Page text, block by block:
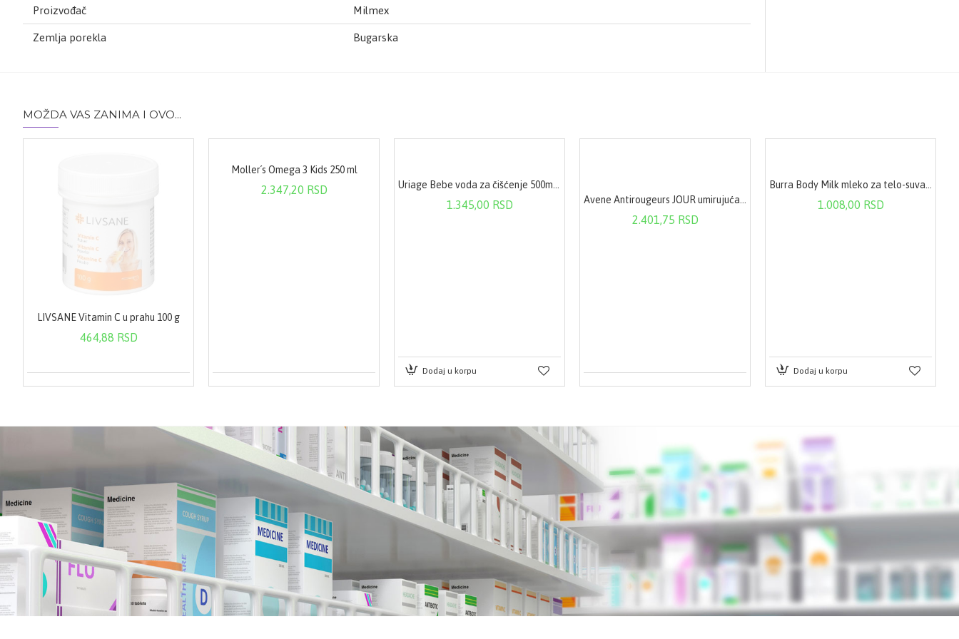
Proizvođač Milmex
Zemlja porekla Bugarska
MOŽDA VAS ZANIMA I OVO...
LIVSANE Vitamin C u prahu 100 g
464,88 RSD
Moller´s Omega 3 Kids 250 ml
2.347,20 RSD
1.345,00 RSD
Dodaj u korpu
2.401,75 RSD
1.008,00 RSD
Dodaj u korpu